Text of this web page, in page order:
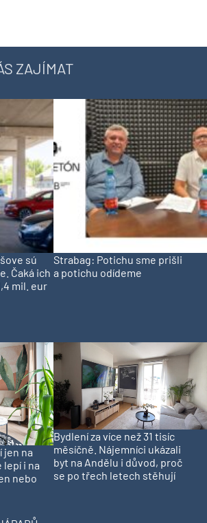
ZAJÍMAT
sú
Čaká ich
mil. eur
Strabag: Potichu sme prišli
a potichu odídeme
jen na
i na
nebo
Bydlení za více než 31 tisíc
měsíčně. Nájemníci ukázali
byt na Andělu i důvod, proč
se po třech letech stěhují